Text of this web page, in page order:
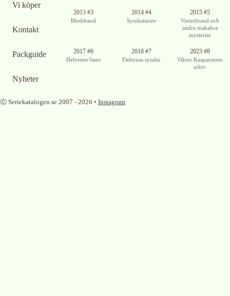
Vi köper
Kontakt
Packguide
Nyheter
2013 #3
Blodsband
2014 #4
Syndaätaren
2015 #5
Vinterbrand och
andra makabra
mysterier
2017 #6
Helvetets fasor
2018 #7
Fädernas synder
2023 #8
Viktor Kasparssons
arkiv
Ⓒ Seriekatalogen.se 2007 - 2026 • Instagram